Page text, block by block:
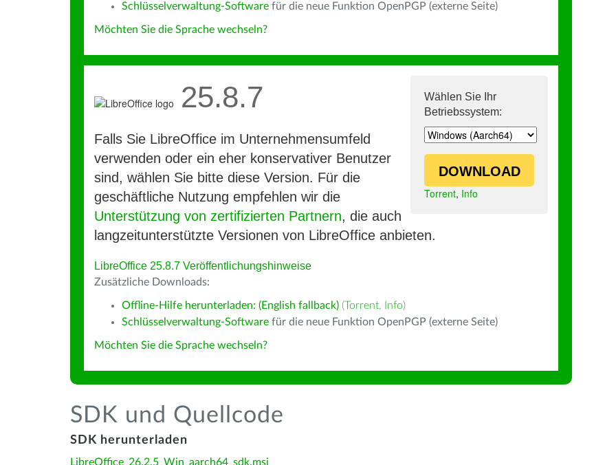
Schlüsselverwaltung-Software für die neue Funktion OpenPGP (externe Seite)
Möchten Sie die Sprache wechseln?
Wählen Sie Ihr
Betriebssystem:
DOWNLOAD
Torrent, Info
25.8.7
Falls Sie LibreOffice im Unternehmensumfeld
verwenden oder ein eher konservativer Benutzer
sind, wählen Sie bitte diese Version. Für die
geschäftliche Nutzung empfehlen wir die
Unterstützung von zertifizierten Partnern, die auch
langzeitunterstützte Versionen von LibreOffice anbieten.
LibreOffice 25.8.7 Veröffentlichungshinweise
Zusätzliche Downloads:
Offline-Hilfe herunterladen: (English fallback) (Torrent, Info)
Schlüsselverwaltung-Software für die neue Funktion OpenPGP (externe Seite)
Möchten Sie die Sprache wechseln?
SDK und Quellcode
SDK herunterladen
LibreOffice_26.2.5_Win_aarch64_sdk.msi